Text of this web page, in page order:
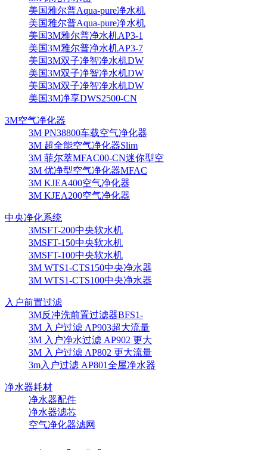
美国雅尔普Aqua-pure净水机
美国雅尔普Aqua-pure净水机
美国3M雅尔普净水机AP3-1
美国3M雅尔普净水机AP3-7
美国3M双子净智净水机DW
美国3M双子净智净水机DW
美国3M双子净智净水机DW
美国3M净享DWS2500-CN
3M空气净化器
3M PN38800车载空气净化器
3M 超全能空气净化器Slim
3M 菲尔萃MFAC00-CN迷你型空
3M 优净型空气净化器MFAC
3M KJEA400空气净化器
3M KJEA200空气净化器
中央净化系统
3MSFT-200中央软水机
3MSFT-150中央软水机
3MSFT-100中央软水机
3M WTS1-CTS150中央净水器
3M WTS1-CTS100中央净水器
入户前置过滤
3M反冲洗前置过滤器BFS1-
3M 入户过滤 AP903超大流量
3M 入户净水过滤 AP902 更大
3M 入户过滤 AP802 更大流量
3m入户过滤 AP801全屋净水器
净水器耗材
净水器配件
净水器滤芯
空气净化器滤网